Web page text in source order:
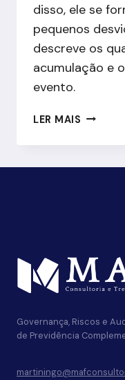
disso, ele se
pequenos
descreve os
acumulação e
evento.
LER MAIS RISCO
QUE
“BEM
Governança, Riscos e
de Previdência